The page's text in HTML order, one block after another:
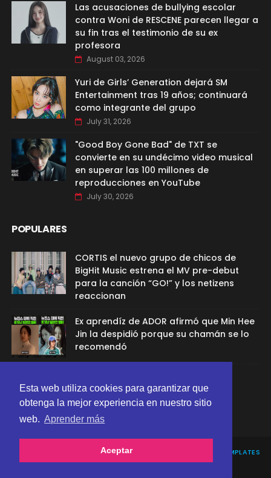
Esta web utiliza cookies para garantizar que
obtenga la mejor experiencia en nuestro sitio
web. Aprender más
Aceptar
Las acusaciones de bullying escolar
contra Woni de RESCENE parecen llegar a
su fin tras el testimonio de su ex
profesora
August 03, 2026
Yuri de Girls’ Generation dejará SM
Entertainment tras 19 años; continuará
como integrante del grupo
July 31, 2026
"Good Boy Gone Bad" de TXT se
convierte en su undécimo video musical
en superar las 100 millones de
reproducciones en YouTube
July 30, 2026
POPULARES
CORTIS el nuevo grupo de chicos de
BigHit Music estrena el MV pre-debut
para la canción “GO!” y los netizens
reaccionan
Ex aprendíz de ADOR afirmó que Min Hee
Jin la despidió porque su chamán se lo
recomendó
relación con G-Dragon
SORATEMPLATES| DISTRIBUTED BY GOOYAABI TEMPLATES